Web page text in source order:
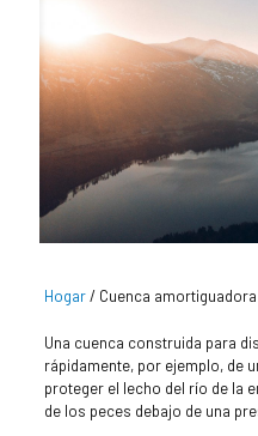
Hogar/ Cuenca amortiguadora
Una cuenca construida para
rápidamente, por ejemplo, de
proteger el lecho del río de la
de los peces debajo de una